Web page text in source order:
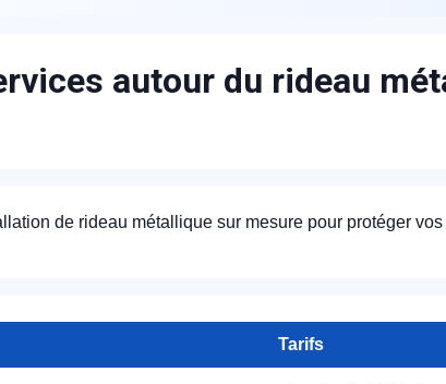
autour du rideau
de rideau métallique sur mesure pour protéger
Tarifs